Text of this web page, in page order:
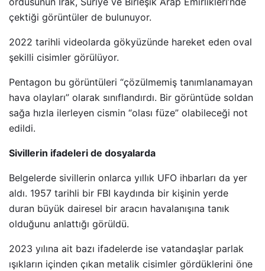
çektiği görüntüler de bulunuyor.
2022 tarihli videolarda gökyüzünde hareket eden oval
şekilli cisimler görülüyor.
Pentagon bu görüntüleri “çözülmemiş tanımlanamayan
hava olayları” olarak sınıflandırdı. Bir görüntüde soldan
sağa hızla ilerleyen cismin “olası füze” olabileceği not
edildi.
Sivillerin ifadeleri de dosyalarda
Belgelerde sivillerin onlarca yıllık UFO ihbarları da yer
aldı. 1957 tarihli bir FBI kaydında bir kişinin yerde
duran büyük dairesel bir aracın havalanışına tanık
olduğunu anlattığı görüldü.
2023 yılına ait bazı ifadelerde ise vatandaşlar parlak
ışıkların içinden çıkan metalik cisimler gördüklerini öne